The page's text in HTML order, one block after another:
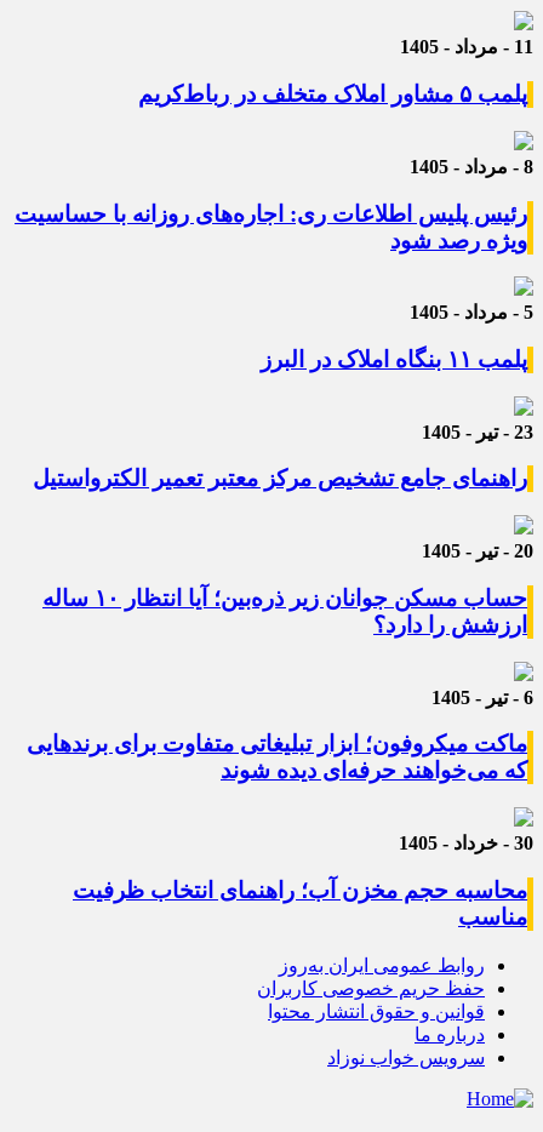
11 - مرداد - 1405
پلمب ۵ مشاور املاک متخلف در رباط‌کریم
8 - مرداد - 1405
رئیس پلیس اطلاعات ری: اجاره‌های روزانه با حساسیت
ویژه رصد شود
5 - مرداد - 1405
پلمب ۱۱ بنگاه املاک در البرز
23 - تیر - 1405
راهنمای جامع تشخیص مرکز معتبر تعمیر الکترواستیل
20 - تیر - 1405
حساب مسکن جوانان زیر ذره‌بین؛ آیا انتظار ۱۰ ساله
ارزشش را دارد؟
6 - تیر - 1405
ماکت میکروفون؛ ابزار تبلیغاتی متفاوت برای برندهایی
که می‌خواهند حرفه‌ای دیده شوند
30 - خرداد - 1405
محاسبه حجم مخزن آب؛ راهنمای انتخاب ظرفیت
مناسب
روابط عمومی ایران به‌روز
حفظ حریم خصوصی کاربران
قوانین و حقوق انتشار محتوا
درباره ما
سرویس خواب نوزاد